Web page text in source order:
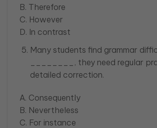
B. Therefore
C. However
D. In contrast
Many students find grammar
________, they need regular
detailed correction.
A. Consequently
B. Nevertheless
C. For instance